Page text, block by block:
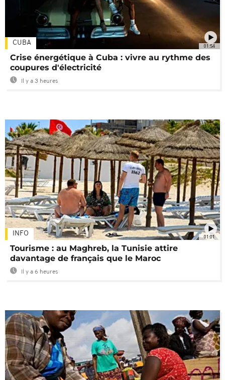
01:54
CUBA
Crise énergétique à Cuba : vivre au rythme des
coupures d'électricité
Il y a 3 heures
01:01
INFO
Tourisme : au Maghreb, la Tunisie attire
davantage de français que le Maroc
Il y a 6 heures